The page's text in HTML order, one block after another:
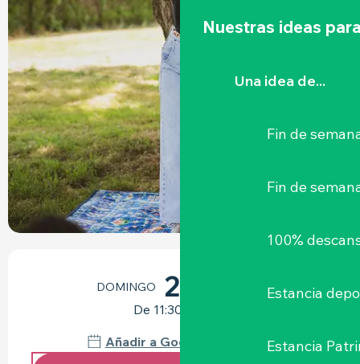
Nuestras ideas
Una idea de...
Fin de
Fin de
100%
Estancia
Estancia
DOMINGO 23
De 11:30 a 12:00
Añadir a Google Calendar